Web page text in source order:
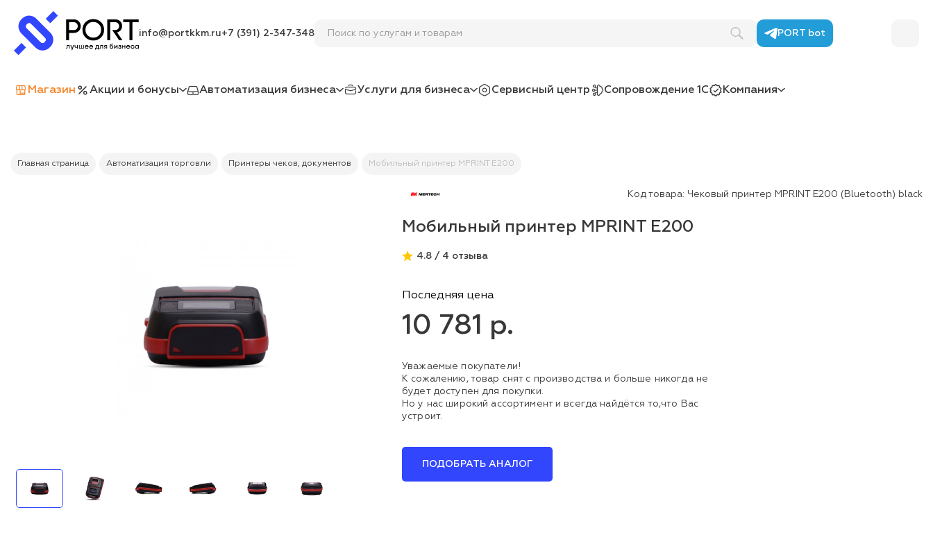
info@portkkm.ru+7 (391) 2-347-348 Уста PORT bot
Магазин Акции и бонусы Автоматизация бизнеса Услуги для бизнеса Сервисный центр Сопровождение 1С Компания
Главная страница Автоматизация торговли Принтеры чеков, документов Мобильный принтер MPRINT E200
Код товара: Чековый принтер MPRINT E200 (Bluetooth) black
Мобильный принтер MPRINT E200
4.8 / 4 отзыва
Последняя цена
10 781 р.
Уважаемые покупатели!
К сожалению, товар снят с производства и больше никогда не
будет доступен для покупки.
Но у нас широкий ассортимент и всегда найдётся то,что Вас
устроит.
ПОДОБРАТЬ АНАЛОГ